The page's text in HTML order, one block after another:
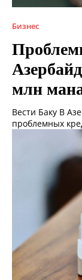
Бизнес
млн
Вести Баку В
проблемных